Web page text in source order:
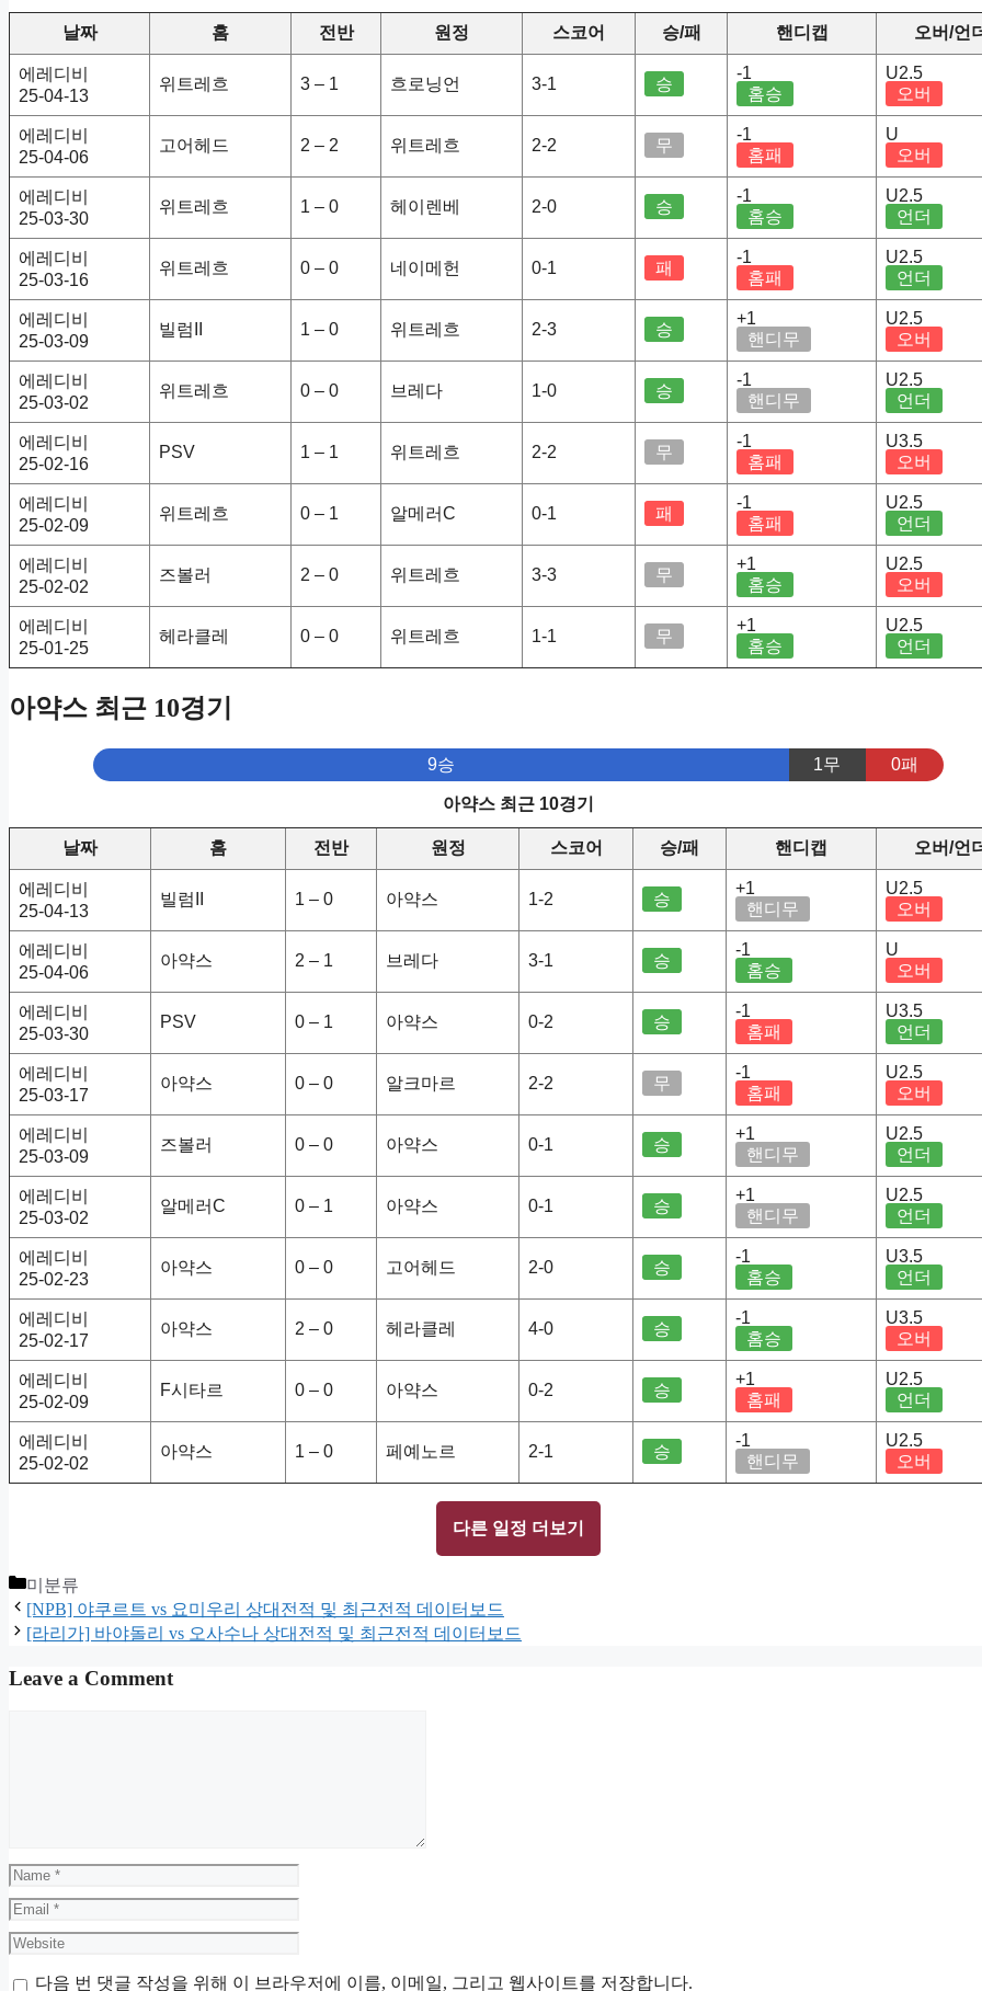
날짜 홈 전반 원정 스코어 승/패 핸디캡 오버/언
에레디비
25-04-13
위트레흐 3 – 1 흐로닝언 3-1 승
-1
홈승
U2.5
오버
에레디비
25-04-06
고어헤드 2 – 2 위트레흐 2-2 무
-1
홈패
U
오버
에레디비
25-03-30
위트레흐 1 – 0 헤이렌베 2-0 승
-1
홈승
U2.5
언더
에레디비
25-03-16
위트레흐 0 – 0 네이메헌 0-1 패
-1
홈패
U2.5
언더
에레디비
25-03-09
빌럼II 1 – 0 위트레흐 2-3 승
+1
핸디무
U2.5
오버
에레디비
25-03-02
위트레흐 0 – 0 브레다 1-0 승
-1
핸디무
U2.5
언더
에레디비
25-02-16
PSV 1 – 1 위트레흐 2-2 무
-1
홈패
U3.5
오버
에레디비
25-02-09
위트레흐 0 – 1 알메러C 0-1 패
-1
홈패
U2.5
언더
에레디비
25-02-02
즈볼러 2 – 0 위트레흐 3-3 무
+1
홈승
U2.5
오버
에레디비
25-01-25
헤라클레 0 – 0 위트레흐 1-1 무
+1
홈승
U2.5
언더
아약스 최근 10경기
9승 1무 0패
아약스 최근 10경기
날짜 홈 전반 원정 스코어 승/패 핸디캡 오버/언
에레디비
25-04-13
빌럼II 1 – 0 아약스 1-2 승
+1
핸디무
U2.5
오버
에레디비
25-04-06
아약스 2 – 1 브레다 3-1 승
-1
홈승
U
오버
에레디비
25-03-30
PSV 0 – 1 아약스 0-2 승
-1
홈패
U3.5
언더
에레디비
25-03-17
아약스 0 – 0 알크마르 2-2 무
-1
홈패
U2.5
오버
에레디비
25-03-09
즈볼러 0 – 0 아약스 0-1 승
+1
핸디무
U2.5
언더
에레디비
25-03-02
알메러C 0 – 1 아약스 0-1 승
+1
핸디무
U2.5
언더
에레디비
25-02-23
아약스 0 – 0 고어헤드 2-0 승
-1
홈승
U3.5
언더
에레디비
25-02-17
아약스 2 – 0 헤라클레 4-0 승
-1
홈승
U3.5
오버
에레디비
25-02-09
F시타르 0 – 0 아약스 0-2 승
+1
홈패
U2.5
언더
에레디비
25-02-02
아약스 1 – 0 페예노르 2-1 승
-1
핸디무
U2.5
오버
다른 일정 더보기
Categories
미분류
[NPB] 야쿠르트 vs 요미우리 상대전적 및 최근전적 데이터보드
[라리가] 바야돌리 vs 오사수나 상대전적 및 최근전적 데이터보드
Leave a Comment
Name
Email
Website
다음 번 댓글 작성을 위해 이 브라우저에 이름, 이메일, 그리고 웹사이트를 저장합니다.